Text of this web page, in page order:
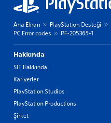
Ana Ekran PlayStation Desteği
PC Error codes
PF-205365-1
Hakkında
SIE Hakkında
Kariyerler
PlayStation Studios
PlayStation Productions
Şirket